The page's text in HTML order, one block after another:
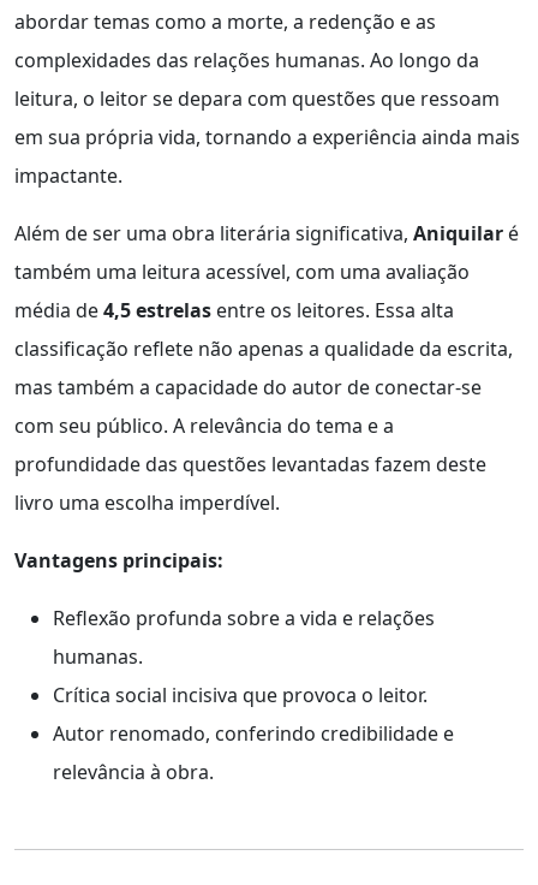
abordar temas como a morte, a redenção e as
complexidades das relações humanas. Ao longo da
leitura, o leitor se depara com questões que ressoam
em sua própria vida, tornando a experiência ainda mais
impactante.
Além de ser uma obra literária significativa, Aniquilar é
também uma leitura acessível, com uma avaliação
média de4,5 estrelas entre os leitores. Essa alta
classificação reflete não apenas a qualidade da escrita,
mas também a capacidade do autor de conectar-se
com seu público. A relevância do tema e a
profundidade das questões levantadas fazem deste
livro uma escolha imperdível.
Vantagens principais:
Reflexão profunda sobre a vida e relações
humanas.
Crítica social incisiva que provoca o leitor.
Autor renomado, conferindo credibilidade e
relevância à obra.